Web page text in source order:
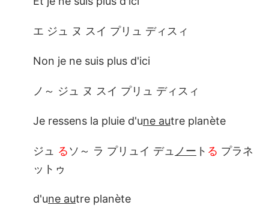
エ ジュ ヌ スイ プリュ ディスィ
Non je ne suis plus d'ici
ノ～ ジュ ヌ スイ プリュ ディスィ
Je ressens la pluie d'une autre planète
ジュ るソ～ ラ プリュイ デュ ノー ト る プラネ
ットゥ
d'une autre planète